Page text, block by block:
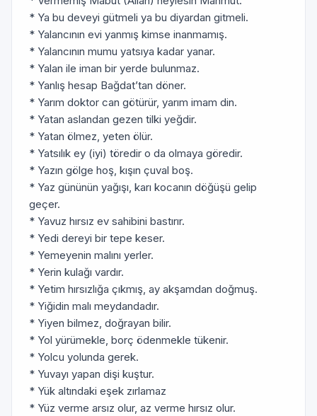
* Ya bu deveyi gütmeli ya bu diyardan gitmeli.
* Yalancının evi yanmış kimse inanmamış.
* Yalancının mumu yatsıya kadar yanar.
* Yalan ile iman bir yerde bulunmaz.
* Yanlış hesap Bağdat’tan döner.
* Yarım doktor can götürür, yarım imam din.
* Yatan aslandan gezen tilki yeğdir.
* Yatan ölmez, yeten ölür.
* Yatsılık ey (iyi) töredir o da olmaya göredir.
* Yazın gölge hoş, kışın çuval boş.
* Yaz gününün yağışı, karı kocanın döğüşü gelip
geçer.
* Yavuz hırsız ev sahibini bastırır.
* Yedi dereyi bir tepe keser.
* Yemeyenin malını yerler.
* Yerin kulağı vardır.
* Yetim hırsızlığa çıkmış, ay akşamdan doğmuş.
* Yiğidin malı meydandadır.
* Yiyen bilmez, doğrayan bilir.
* Yol yürümekle, borç ödenmekle tükenir.
* Yolcu yolunda gerek.
* Yuvayı yapan dişi kuştur.
* Yük altındaki eşek zırlamaz
* Yüz verme arsız olur, az verme hırsız olur.